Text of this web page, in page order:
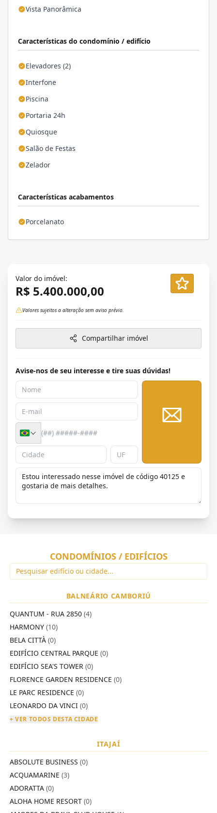
Vista Panorâmica
Características do condomínio / edifício
Elevadores (2)
Interfone
Piscina
Portaria 24h
Quiosque
Salão de Festas
Zelador
Características acabamentos
Porcelanato
Valor do imóvel:
R$ 5.400.000,00
Valores sujeitos a alteração sem aviso prévio.
Compartilhar imóvel
Avise-nos de seu interesse e tire suas dúvidas!
CONDOMÍNIOS / EDIFÍCIOS
BALNEÁRIO CAMBORIÚ
QUANTUM - RUA 2850 (4)
HARMONY (10)
BELA CITTÀ (0)
EDIFÍCIO CENTRAL PARQUE (0)
EDIFÍCIO SEA'S TOWER (0)
FLORENCE GARDEN RESIDENCE (0)
LE PARC RESIDENCE (0)
LEONARDO DA VINCI (0)
+ VER TODOS DESTA CIDADE
ITAJAÍ
ABSOLUTE BUSINESS (0)
ACQUAMARINE (3)
ADORATTA (0)
ALOHA HOME RESORT (0)